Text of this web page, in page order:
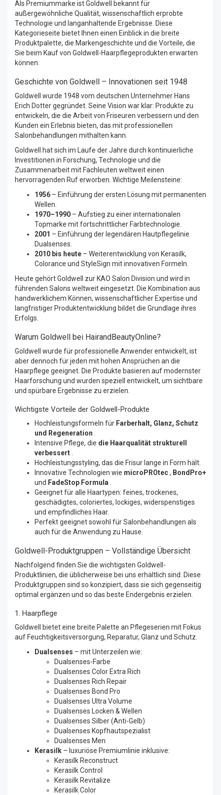
Als Premiummarke ist Goldwell bekannt für
außergewöhnliche Qualität, wissenschaftlich erprobte
Technologie und langanhaltende Ergebnisse. Diese
Kategorieseite bietet Ihnen einen Einblick in die breite
Produktpalette, die Markengeschichte und die Vorteile, die
Sie beim Kauf von Goldwell-Haarpflegeprodukten erwarten
können.
Geschichte von Goldwell – Innovationen seit 1948
Goldwell wurde 1948 vom deutschen Unternehmer Hans
Erich Dotter gegründet. Seine Vision war klar: Produkte zu
entwickeln, die die Arbeit von Friseuren verbessern und den
Kunden ein Erlebnis bieten, das mit professionellen
Salonbehandlungen mithalten kann.
Goldwell hat sich im Laufe der Jahre durch kontinuierliche
Investitionen in Forschung, Technologie und die
Zusammenarbeit mit Fachleuten weltweit einen
hervorragenden Ruf erworben. Wichtige Meilensteine:
1956 – Einführung der ersten Lösung mit permanenten
Wellen.
1970–1990 – Aufstieg zu einer internationalen
Topmarke mit fortschrittlicher Farbtechnologie.
2001 – Einführung der legendären Hautpflegelinie
Dualsenses.
2010 bis heute – Weiterentwicklung von Kerasilk,
Colorance und StyleSign mit innovativen Formeln.
Heute gehört Goldwell zur KAO Salon Division und wird in
führenden Salons weltweit eingesetzt. Die Kombination aus
handwerklichem Können, wissenschaftlicher Expertise und
langfristiger Produktentwicklung bildet die Grundlage ihres
Erfolgs.
Warum Goldwell bei HairandBeautyOnline?
Goldwell wurde für professionelle Anwender entwickelt, ist
aber dennoch für jeden mit hohen Ansprüchen an die
Haarpflege geeignet. Die Produkte basieren auf modernster
Haarforschung und wurden speziell entwickelt, um sichtbare
und spürbare Ergebnisse zu erzielen.
Wichtigste Vorteile der Goldwell-Produkte
Hochleistungsformeln für Farberhalt, Glanz, Schutz
und Regeneration
Intensive Pflege, die die Haarqualität strukturell
verbessert
Hochleistungsstyling, das die Frisur lange in Form hält.
Innovative Technologien wie microPROtec, BondPro+
und FadeStop Formula
Geeignet für alle Haartypen: feines, trockenes,
geschädigtes, coloriertes, lockiges, widerspenstiges
und empfindliches Haar.
Perfekt geeignet sowohl für Salonbehandlungen als
auch für die Anwendung zu Hause.
Goldwell-Produktgruppen – Vollständige Übersicht
Nachfolgend finden Sie die wichtigsten Goldwell-
Produktlinien, die üblicherweise bei uns erhältlich sind. Diese
Produktgruppen sind so konzipiert, dass sie sich gegenseitig
optimal ergänzen und so das beste Endergebnis erzielen.
1. Haarpflege
Goldwell bietet eine breite Palette an Pflegeserien mit Fokus
auf Feuchtigkeitsversorgung, Reparatur, Glanz und Schutz.
Dualsenses – mit Unterzeilen wie:
Dualsenses-Farbe
Dualsenses Color Extra Rich
Dualsenses Rich Repair
Dualsenses Bond Pro
Dualsenses Ultra Volume
Dualsenses Locken & Wellen
Dualsenses Silber (Anti-Gelb)
Dualsenses Kopfhautspezialist
Dualsenses Men
Kerasilk – luxuriöse Premiumlinie inklusive:
Kerasilk Reconstruct
Kerasilk Control
Kerasilk Revitalize
Kerasilk Color